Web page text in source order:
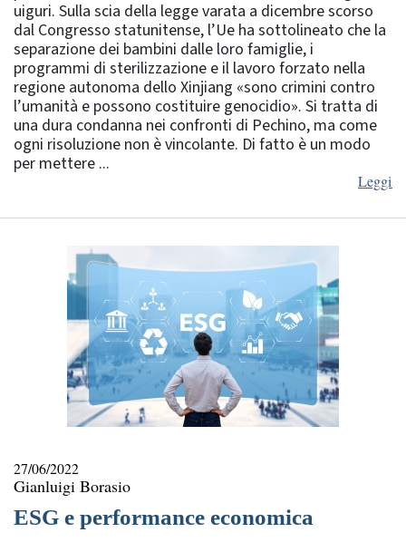
uiguri. Sulla scia della legge varata a dicembre scorso
dal Congresso statunitense, l’Ue ha sottolineato che la
separazione dei bambini dalle loro famiglie, i
programmi di sterilizzazione e il lavoro forzato nella
regione autonoma dello Xinjiang «sono crimini contro
l’umanità e possono costituire genocidio». Si tratta di
una dura condanna nei confronti di Pechino, ma come
ogni risoluzione non è vincolante. Di fatto è un modo
per mettere ...
Leggi
27/06/2022
Gianluigi Borasio
ESG e performance economica